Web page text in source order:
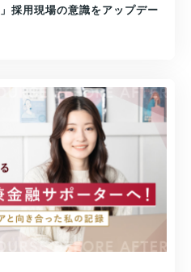
採用現場の意識をアップデー